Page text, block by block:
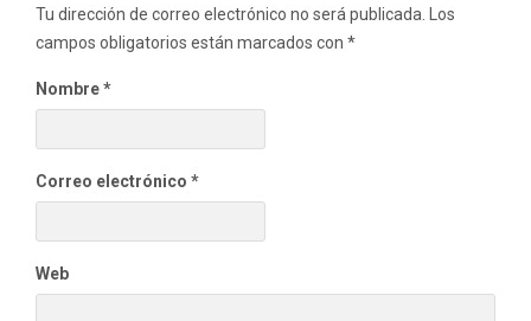
Tu dirección de correo electrónico no será publicada.
Los
campos obligatorios están marcados con *
Nombre*
Correo electrónico *
Web